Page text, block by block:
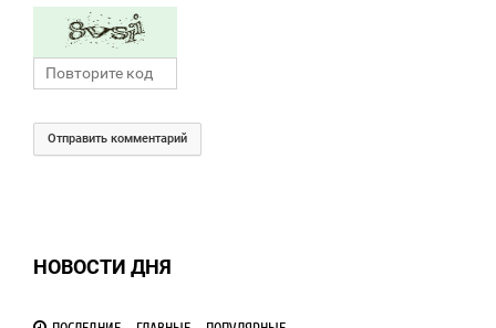
Отправить комментарий
НОВОСТИ ДНЯ